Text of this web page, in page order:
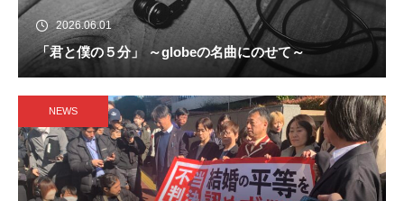
2026.06.01
「君と僕の５分」 ～globeの名曲にのせて～
NEWS